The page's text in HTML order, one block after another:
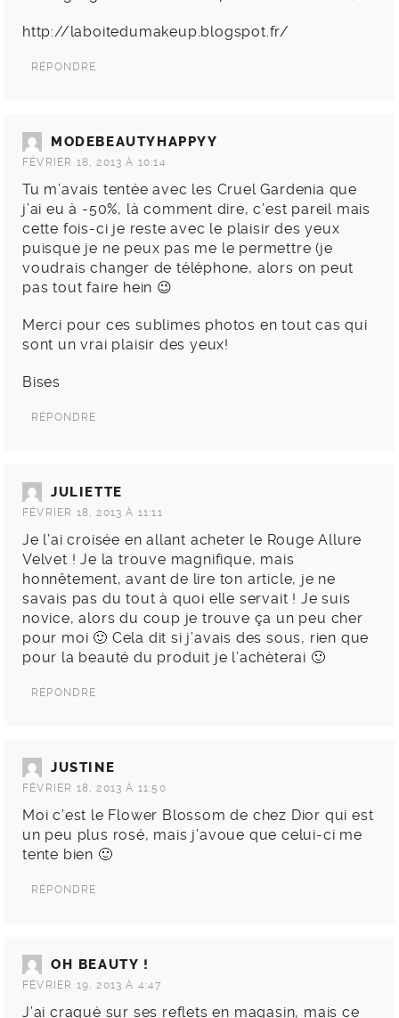
http://laboitedumakeup.blogspot.fr/
RÉPONDRE
MODEBEAUTYHAPPYY
FÉVRIER 18, 2013 À 10:14
Tu m’avais tentée avec les Cruel Gardenia que
j’ai eu à -50%, là comment dire, c’est pareil mais
cette fois-ci je reste avec le plaisir des yeux
puisque je ne peux pas me le permettre (je
voudrais changer de téléphone, alors on peut
pas tout faire hein 😉
Merci pour ces sublimes photos en tout cas qui
sont un vrai plaisir des yeux!
Bises
RÉPONDRE
JULIETTE
FÉVRIER 18, 2013 À 11:11
Je l’ai croisée en allant acheter le Rouge Allure
Velvet ! Je la trouve magnifique, mais
honnêtement, avant de lire ton article, je ne
savais pas du tout à quoi elle servait ! Je suis
novice, alors du coup je trouve ça un peu cher
pour moi 🙂 Cela dit si j’avais des sous, rien que
pour la beauté du produit je l’achèterai 🙂
RÉPONDRE
JUSTINE
FÉVRIER 18, 2013 À 11:50
Moi c’est le Flower Blossom de chez Dior qui est
un peu plus rosé, mais j’avoue que celui-ci me
tente bien 🙂
RÉPONDRE
OH BEAUTY !
FÉVRIER 19, 2013 À 4:47
J’ai craqué sur ses reflets en magasin, mais ce